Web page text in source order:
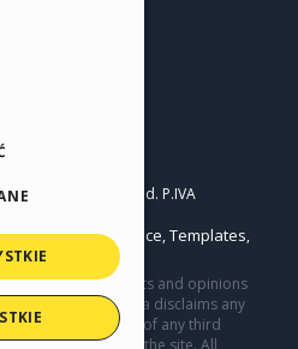
All rights reserved. P.IVA
Center / Marketplace, Templates,
content, comments and opinions
only. Incomedia disclaims any
and conduct of any third
to your use of the site. All